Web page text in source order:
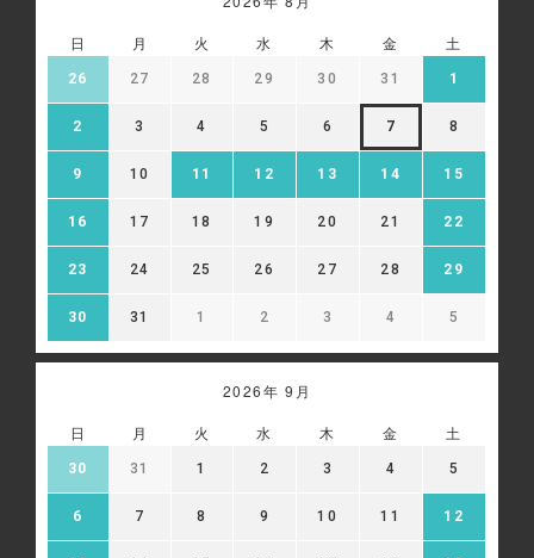
日 月 火 水 木 金 土
26 27 28 29 30 31 1
2 3 4 5 6 7 8
9 10 11 12 13 14 15
16 17 18 19 20 21 22
23 24 25 26 27 28 29
30 31 1 2 3 4 5
2026年 9月
日 月 火 水 木 金 土
30 31 1 2 3 4 5
6 7 8 9 10 11 12